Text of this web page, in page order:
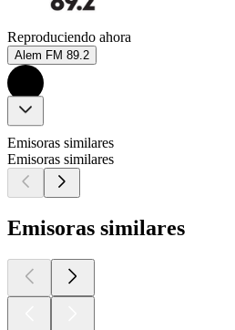
Reproduciendo ahora
Alem FM 89.2
Emisoras similares
Emisoras similares
Emisoras similares